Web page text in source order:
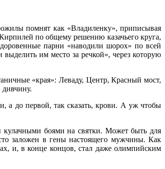
помнят как «Владиленку», приписывая
по общему решению казачьего круга,
парни «наводили шорох» по всей
им место за речкой», через которую
«края»: Леваду, Центр, Красный мост,
а до первой, так сказать, крови. А уж чтобы
кулачными боями на святки. Может быть для
заложен в гены настоящего мужчины. Как
и, в конце концов, стал даже олимпийским